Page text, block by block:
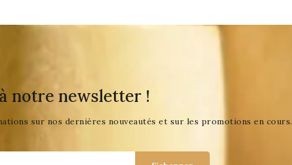
notre newsletter !
sur nos dernières nouveautés et sur les promotions en cours.